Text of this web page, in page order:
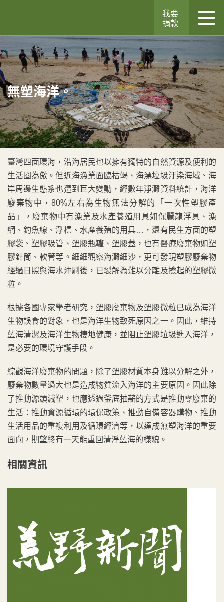
我要
捐款
無塑海洋。
臺灣四面環海，沿海居民也以擁有獨特的自然資源及便利的
生活圈為傲。但近海漁業面臨枯竭、海漂垃圾汙染海域、海
岸周邊生態系也遭到巨大變動，經數年淨灘資料統計，海洋
廢棄物中，80%左右為生物無法分解的「一次性塑膠產
品」，廢棄物中有漁業及水產養殖用具如保麗龍浮具、漁
網、釣魚線、浮標、水產養殖的用具…，還有民生方面的塑
膠袋、塑膠吸管、塑膠瓶罐、塑膠蓋，也有醫療廢棄物如塑
膠針筒、軟管等。細細觀察海灘細沙，更可發現塑膠廢棄物
經過日照與海水沖刷後，已裂解為難以分離及撿起的塑膠微
粒。
根據各國專家學者研究，塑膠廢棄物及塑膠微粒已成為海洋
生物誤食的對象，也是海洋生物致死原因之一。因此，維持
藍海清潔及海洋生物棲地健康，並阻止塑膠垃圾進入海洋，
是必要的環境守護手段。
綜觀海洋廢棄物的問題，除了塑膠材質本身難以分解之外，
廢棄物數量過大也是造成物質流入海洋的主要原因。因此除
了推動源頭減塑，也應透過釜底抽薪的方式是推動零廢棄的
生活：推動資源循環的環保政策、推動自備容器購物、推動
生活用品的重複利用及循環經濟等，以達成無塑海洋的重要
面向，期望終有一天能重回清淨藍海的樣貌。
相關資訊